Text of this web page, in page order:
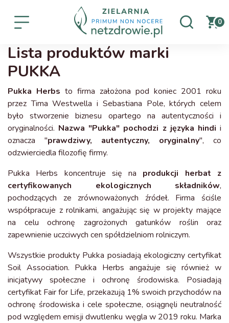
0
Lista produktów marki
PUKKA
Pukka Herbs to firma założona pod koniec 2001 roku
przez Tima Westwella i Sebastiana Pole, których celem
było stworzenie biznesu opartego na autentyczności i
oryginalności. Nazwa "Pukka" pochodzi z języka hindi i
oznacza "prawdziwy, autentyczny, oryginalny", co
odzwierciedla filozofię firmy.
Pukka Herbs koncentruje się na produkcji herbat z
certyfikowanych ekologicznych składników,
pochodzących ze zrównoważonych źródeł. Firma ściśle
współpracuje z rolnikami, angażując się w projekty mające
na celu ochronę zagrożonych gatunków roślin oraz
zapewnienie uczciwych cen spółdzielniom rolniczym.
Wszystkie produkty Pukka posiadają ekologiczny certyfikat
Soil Association. Pukka Herbs angażuje się również w
inicjatywy społeczne i ochronę środowiska. Posiadają
certyfikat Fair for Life, przekazują 1% swoich przychodów na
ochronę środowiska i cele społeczne, osiągnęli neutralność
pod względem emisji dwutlenku węgla w 2019 roku. Marka